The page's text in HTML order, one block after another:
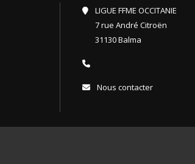
LIGUE FFME OCCITANIE
7 rue André Citroën
31130 Balma
Nous contacter